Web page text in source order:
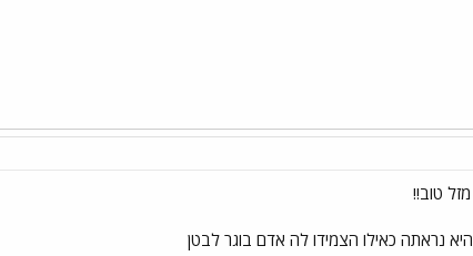
היא נראתה כאילו הצמידו לה אדם בוגר לבטן